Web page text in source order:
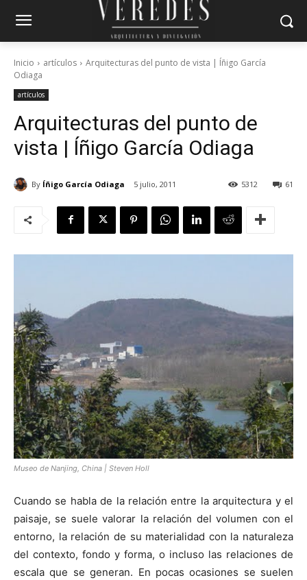
Inicio artículos
Arquitecturas del punto de vista | Íñigo García
Odiaga
artículos
Arquitecturas del punto de
vista | Íñigo García Odiaga
By Íñigo García Odiaga 5 julio, 2011 61
5312
Museo de Nanjing, China | Steven Holl
Cuando se habla de la relación entre la arquitectura y el
paisaje, se suele valorar la relación del volumen con el
entorno, la relación de su materialidad con la naturaleza
del contexto, fondo y forma, o incluso las relaciones de
escala que se generan. En pocas ocasiones se suelen